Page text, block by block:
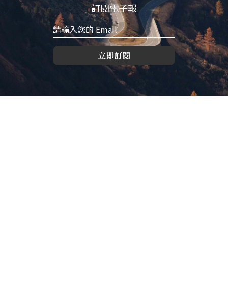
訂閱電子報
立即訂閱